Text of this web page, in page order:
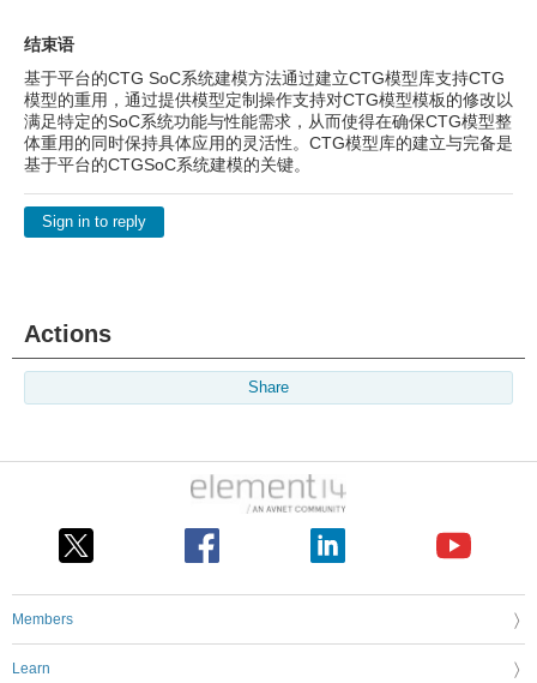
结束语
基于平台的CTG SoC系统建模方法通过建立CTG模型库支持CTG
模型的重用，通过提供模型定制操作支持对CTG模型模板的修改以
满足特定的SoC系统功能与性能需求，从而使得在确保CTG模型整
体重用的同时保持具体应用的灵活性。CTG模型库的建立与完备是
基于平台的CTGSoC系统建模的关键。
Sign in to reply
Actions
Share
Members
Learn